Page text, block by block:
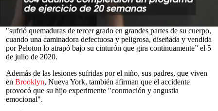
seconds
seconds
En la demanda, presentada en la Corte Suprema del Estado de
Nueva York, condado de Kings el jueves, Sarah Saadoun e Ygal
Saadoun, alegan que su hijo, que solo se identifica como "SS",
"sufrió quemaduras de tercer grado en grandes partes de su cuerpo,
cuando una caminadora defectuosa y peligrosa, diseñada y vendida
por Peloton lo atrapó bajo su cinturón que gira continuamente” el 5
de julio de 2020.
Además de las lesiones sufridas por el niño, sus padres, que viven
en Brooklyn, Nueva York, también afirman que el accidente
provocó que su hijo experimente "conmoción y angustia
emocional".